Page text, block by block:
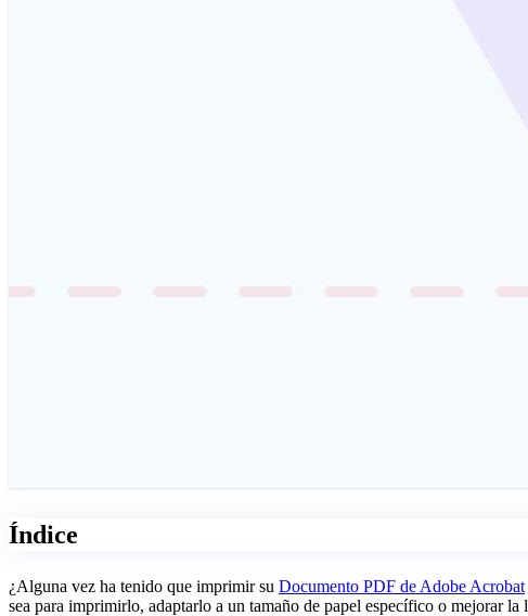
Índice
¿Alguna vez ha tenido que imprimir su Documento PDF de Adobe Acrobat
sea para imprimirlo, adaptarlo a un tamaño de papel específico o mejorar la